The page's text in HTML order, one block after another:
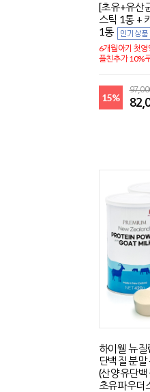
[초유+유산
스틱 1통 +
1통
6개월아기 첫
플친추가 10%
15%
하이웰 뉴
단백질 분
(산양유단
초유파우더